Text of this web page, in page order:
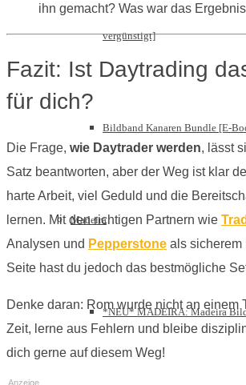
vergünstigt]
Bildband Kanaren Bundle [E-
Madeira
*NEU* MADEIRA: Madeira
ihn gemacht? Was war das
Fazit: Ist Daytrading
für dich?
Die Frage, wie Daytrader werden, lässt
Satz beantworten, aber der Weg ist klar
harte Arbeit, viel Geduld und die
lernen. Mit den richtigen Partnern wie
Analysen und Pepperstone als sicherem
Seite hast du jedoch das bestmögliche
Denke daran: Rom wurde nicht an einem
Zeit, lerne aus Fehlern und bleibe
dich gerne auf diesem Weg!
Anzeige